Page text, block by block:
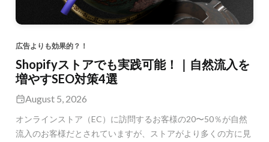
広告よりも効果的？！
Shopifyストアでも実践可能！｜自然流入を
増やすSEO対策4選
August 5, 2026
オンラインストア（EC）に訪問するお客様の20〜50％が自然
流入のお客様だとされていますが、ストアがより多くの方に見